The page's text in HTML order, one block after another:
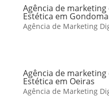
Agência de
Estética em
Agência de Marketing
Agência de
Estética em Oeiras
Agência de Marketing